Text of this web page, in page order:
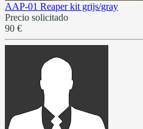
AAP-01 Reaper kit grijs/gray
Precio solicitado
90 €